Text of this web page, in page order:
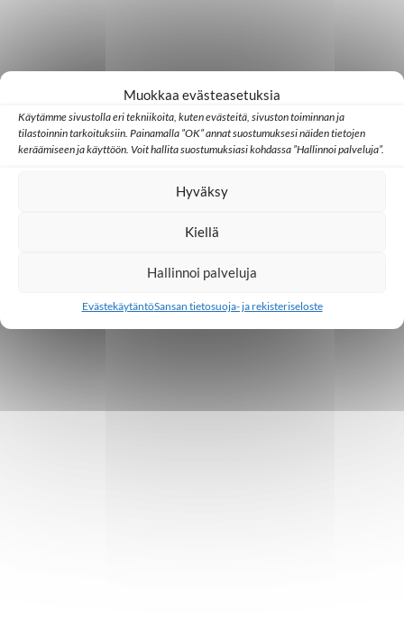
Muokkaa evästeasetuksia
Käytämme sivustolla eri tekniikoita, kuten evästeitä, sivuston toiminnan ja
tilastoinnin tarkoituksiin. Painamalla ”OK” annat suostumuksesi näiden tietojen
keräämiseen ja käyttöön. Voit hallita suostumuksiasi kohdassa ”Hallinnoi palveluja”.
Hyväksy
Kiellä
Hallinnoi palveluja
EvästekäytäntöSansan tietosuoja- ja rekisteriseloste